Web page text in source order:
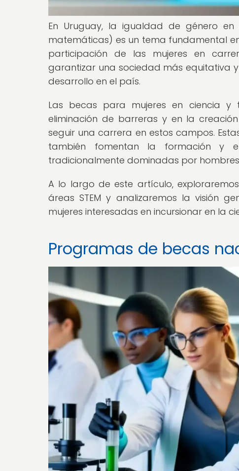
En Uruguay, la igualdad de género en
matemáticas) es un tema fundamental
participación de las mujeres en
garantizar una sociedad más equitativa
desarrollo en el país.
Las becas para mujeres en ciencia
eliminación de barreras y en la
seguir una carrera en estos campos.
también fomentan la formación y
tradicionalmente dominadas por
A lo largo de este artículo,
áreas STEM y analizaremos la visión
mujeres interesadas en incursionar en la
Programas de becas